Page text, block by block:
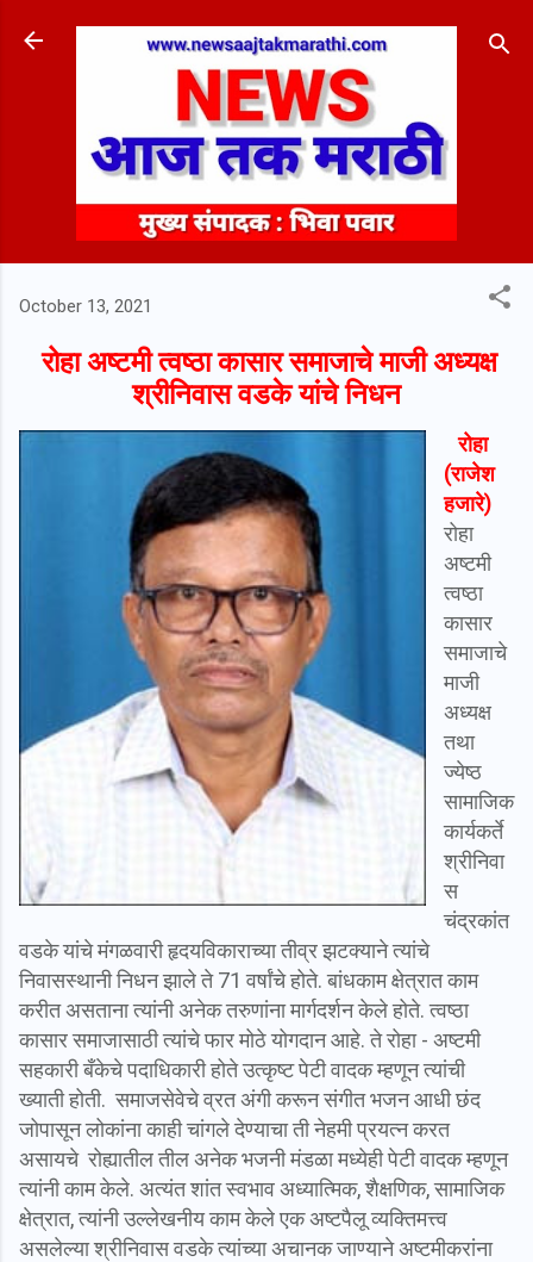
Skip to main content
October 13, 2021
रोहा अष्टमीत्वष्ठा कासार समाजाचे माजी अध्यक्ष
श्रीनिवास वडके यांचे निधन
रोहा
(राजेश
हजारे)
रोहा
अष्टमी
त्वष्ठा
कासार
समाजाचे
माजी
अध्यक्ष
तथा
ज्येष्ठ
सामाजिक
कार्यकर्ते
श्रीनिवा
स
चंद्रकांत
वडके यांचे मंगळवारी हृदयविकाराच्या तीव्र झटक्याने त्यांचे
निवासस्थानी निधन झाले ते 71 वर्षांचे होते. बांधकाम क्षेत्रात काम
करीत असताना त्यांनी अनेक तरुणांना मार्गदर्शन केले होते. त्वष्ठा
कासार समाजासाठी त्यांचे फार मोठे योगदान आहे. ते रोहा - अष्टमी
सहकारी बँकेचे पदाधिकारी होते उत्कृष्ट पेटी वादक म्हणून त्यांची
ख्याती होती. समाजसेवेचे व्रत अंगी करून संगीत भजन आधी छंद
जोपासून लोकांना काही चांगले देण्याचा ती नेहमी प्रयत्न करत
असायचे रोह्यातील तील अनेक भजनी मंडळा मध्येही पेटी वादक म्हणून
त्यांनी काम केले. अत्यंत शांत स्वभाव अध्यात्मिक, शैक्षणिक, सामाजिक
क्षेत्रात, त्यांनी उल्लेखनीय काम केले एक अष्टपैलू व्यक्तिमत्त्व
असलेल्या श्रीनिवास वडके त्यांच्या अचानक जाण्याने अष्टमीकरांना